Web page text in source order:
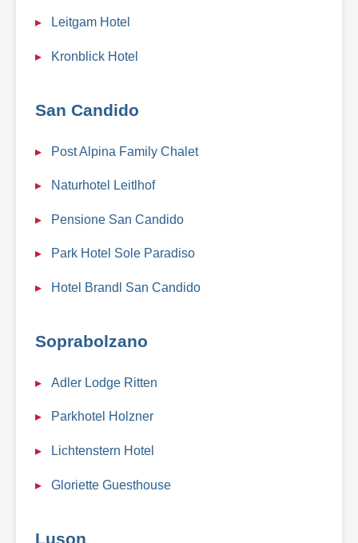
Leitgam Hotel
Kronblick Hotel
San Candido
Post Alpina Family Chalet
Naturhotel Leitlhof
Pensione San Candido
Park Hotel Sole Paradiso
Hotel Brandl San Candido
Soprabolzano
Adler Lodge Ritten
Parkhotel Holzner
Lichtenstern Hotel
Gloriette Guesthouse
Luson